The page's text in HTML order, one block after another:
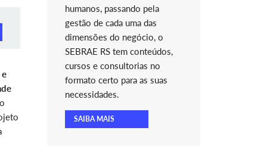
humanos, passando pela
gestão de cada uma das
dimensões do negócio, o
SEBRAE RS tem conteúdos,
cursos e consultorias no
formato certo para as suas
necessidades.
SAIBA MAIS